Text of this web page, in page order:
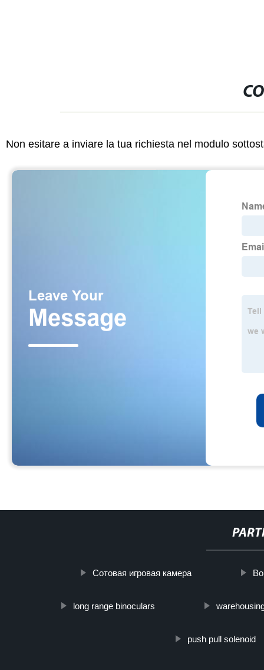
Non esitare a inviare la tua richiesta nel modulo
Сотовая игровая камера
long range binoculars
push pull solenoid